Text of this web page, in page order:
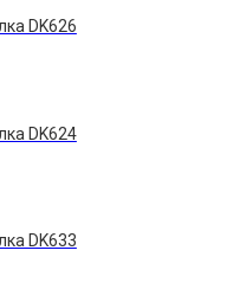
DK626
DK624
DK633